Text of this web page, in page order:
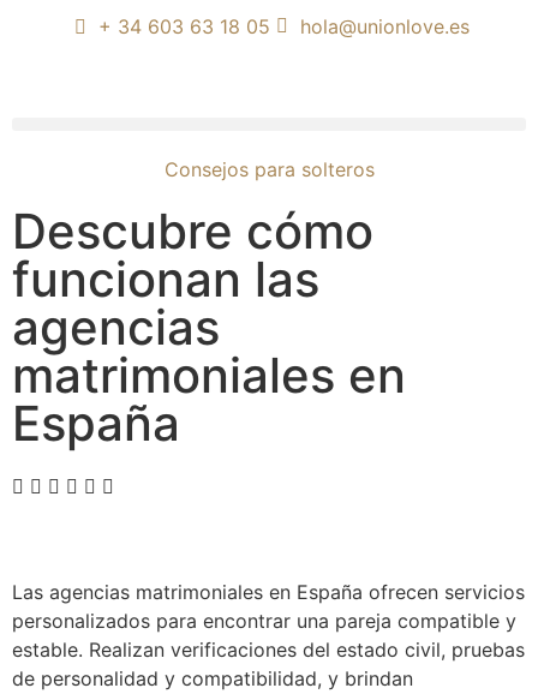
+ 34 603 63 18 05 hola@unionlove.es
Consejos para solteros
Descubre cómo
funcionan las
agencias
matrimoniales en
España
Las agencias matrimoniales en España ofrecen servicios
personalizados para encontrar una pareja compatible y
estable. Realizan verificaciones del estado civil, pruebas
de personalidad y compatibilidad, y brindan